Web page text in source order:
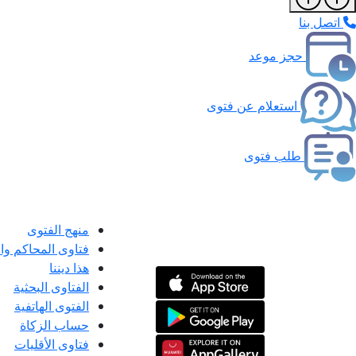
اتصل بنا
حجز موعد
استعلام عن فتوى
طلب فتوى
منهج الفتوى
فتاوى المحاكم
هذا ديننا
الفتاوى البحثية
الفتوى الهاتفية
حساب الزكاة
فتاوى الأقليات